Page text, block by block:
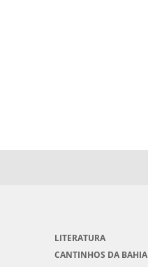
LITERATURA
CANTINHOS DA BAHIA